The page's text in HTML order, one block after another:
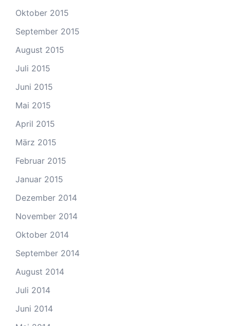
Oktober 2015
September 2015
August 2015
Juli 2015
Juni 2015
Mai 2015
April 2015
März 2015
Februar 2015
Januar 2015
Dezember 2014
November 2014
Oktober 2014
September 2014
August 2014
Juli 2014
Juni 2014